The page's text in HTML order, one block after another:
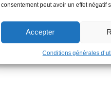
consentement peut avoir un effet négatif
Accepter
Conditions générales